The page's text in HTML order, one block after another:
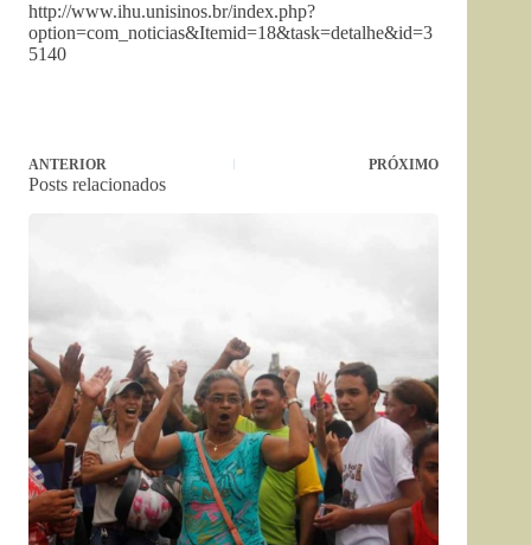
http://www.ihu.unisinos.br/index.php?
option=com_noticias&Itemid=18&task=detalhe&id=3
5140
ANTERIOR PRÓXIMO
Posts relacionados